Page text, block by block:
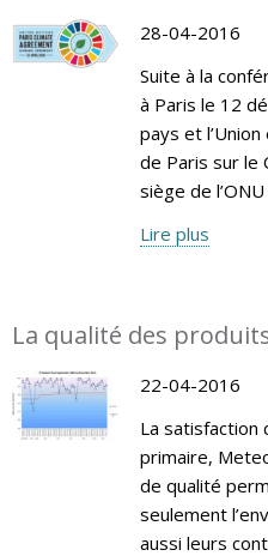
28-04-2016
Suite à la
à Paris le 12
pays et
de Paris sur le
siège de
Lire plus
La qualité des
22-04-2016
La satisfaction
primaire,
de qualité
seulement
aussi leurs